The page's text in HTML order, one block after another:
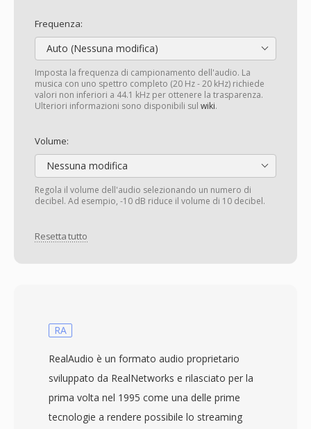
Frequenza:
Auto (Nessuna modifica)
Imposta la frequenza di campionamento dell'audio. La
musica con uno spettro completo (20 Hz - 20 kHz) richiede
valori non inferiori a 44.1 kHz per ottenere la trasparenza.
Ulteriori informazioni sono disponibili sul wiki.
Volume:
Nessuna modifica
Regola il volume dell'audio selezionando un numero di
decibel. Ad esempio, -10 dB riduce il volume di 10 decibel.
Resetta tutto
RA
RealAudio è un formato audio proprietario
sviluppato da RealNetworks e rilasciato per la
prima volta nel 1995 come una delle prime
tecnologie a rendere possibile lo streaming